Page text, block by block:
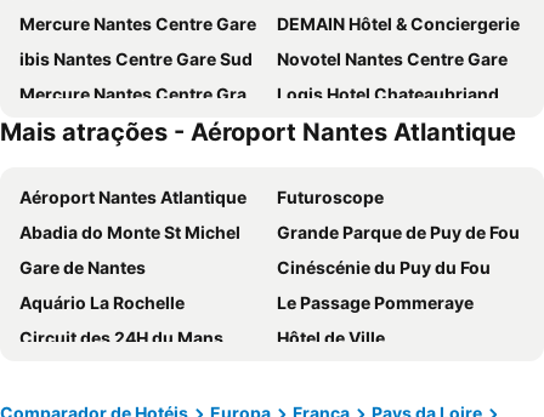
Mercure Nantes Centre Gare
DEMAIN Hôtel & Conciergerie
ibis Nantes Centre Gare Sud
Novotel Nantes Centre Gare
Mercure Nantes Centre Grand Hotel
Logis Hotel Chateaubriand
Seven Urban Suites Nantes Centre
OKKO Hotels Nantes Centre Ville
OLDEGAR
CIS Nantes Le Spot
Sozo Hotel
Best Western Hotel Graslin
Le Lieu Dit
ibis Styles Nantes Centre Place Graslin
Chachacha Hôtel
Maisons du Monde Hôtel & Suites - Nantes
Eklo Hotels Nantes Centre - Île de Nantes
Radisson Blu Hotel, Nantes
Hôtel Voltaire Opéra
B&B HOTEL Nantes Aéroport
Mais atrações - Aéroport Nantes Atlantique
Aéroport Nantes Atlantique
Futuroscope
Abadia do Monte St Michel
Grande Parque de Puy de Fou
Gare de Nantes
Cinéscénie du Puy du Fou
Aquário La Rochelle
Le Passage Pommeraye
Circuit des 24H du Mans
Hôtel de Ville
Poitiers - Biard Airport
Gare de Poitiers
Comparador de Hotéis Europa França
Pays da Loire